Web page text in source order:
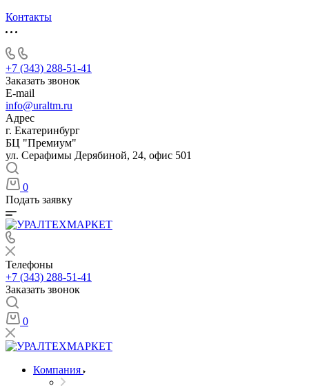
Контакты
+7 (343) 288-51-41
Заказать звонок
E-mail
info@uraltm.ru
Адрес
г. Екатеринбург
БЦ "Премиум"
ул. Серафимы Дерябиной, 24, офис 501
0
Подать заявку
Телефоны
+7 (343) 288-51-41
Заказать звонок
0
Компания